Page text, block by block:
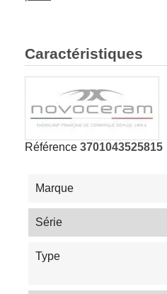
Caractéristiques
Référence 3701043525815
Marque
Série
Type